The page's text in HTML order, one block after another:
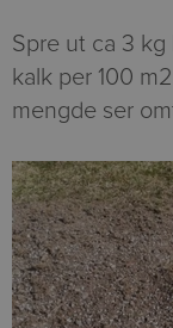
Spre ut ca 3
kalk per 100
mengde ser